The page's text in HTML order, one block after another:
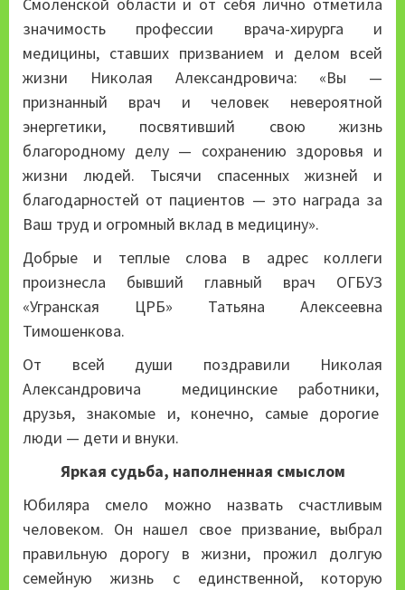
значимость профессии врача-хирурга и
медицины, ставших призванием и делом всей
жизни Николая Александровича: «Вы —
признанный врач и человек невероятной
энергетики, посвятивший свою жизнь
благородному делу — сохранению здоровья и
жизни людей. Тысячи спасенных жизней и
благодарностей от пациентов — это награда за
Ваш труд и огромный вклад в медицину».
Добрые и теплые слова в адрес коллеги
произнесла бывший главный врач ОГБУЗ
«Угранская ЦРБ» Татьяна Алексеевна
Тимошенкова.
От всей души поздравили Николая
Александровича медицинские работники,
друзья, знакомые и, конечно, самые дорогие
люди — дети и внуки.
Яркая судьба, наполненная смыслом
Юбиляра смело можно назвать счастливым
человеком. Он нашел свое призвание, выбрал
правильную дорогу в жизни, прожил долгую
семейную жизнь с единственной, которую